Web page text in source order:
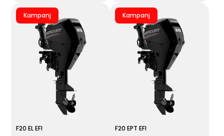
Kampanj
F20 EL EFI
Kampanj
F20 EPT EFI